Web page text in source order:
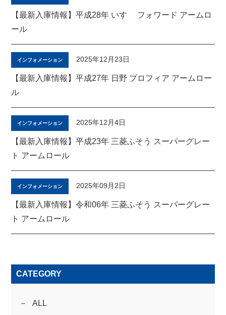
【最新入庫情報】平成28年 いすゞ フォワード アームロ
ール
インフォメーション 2025年12月23日
【最新入庫情報】平成27年 日野 プロフィア アームロー
ル
インフォメーション 2025年12月4日
【最新入庫情報】平成23年 三菱ふそう スーパーグレー
ト アームロール
インフォメーション 2025年09月2日
【最新入庫情報】令和06年 三菱ふそう スーパーグレー
ト アームロール
CATEGORY
ALL